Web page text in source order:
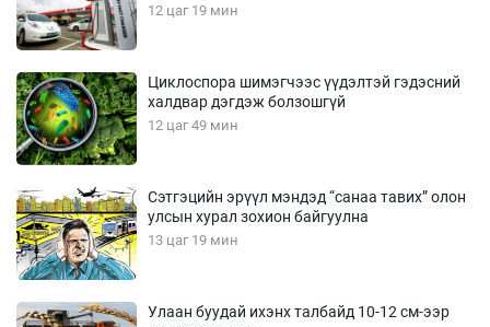
12 цаг 19 мин
Циклоспора шимэгчээс үүдэлтэй гэдэсний
халдвар дэгдэж болзошгүй
12 цаг 49 мин
Сэтгэцийн эрүүл мэндэд “санаа тавих” олон
улсын хурал зохион байгуулна
13 цаг 19 мин
Улаан буудай ихэнх талбайд 10-12 см-ээр